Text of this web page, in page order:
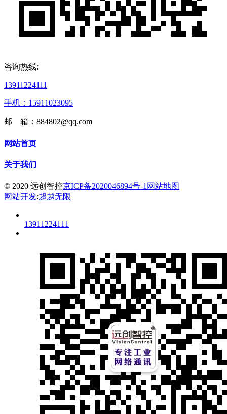
咨询热线:
13911224111
手机：15911023095
邮 箱：884802@qq.com
网站首页
关于我们
© 2020 远创智控京ICP备2020046894号-1 网站地图
网站开发:超越无限
13911224111